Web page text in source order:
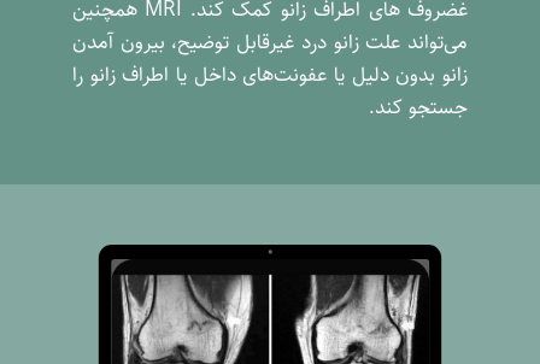
غضروف های اطراف زانو کمک کند. MRI همچنین
می‌تواند علت زانو درد غیرقابل توضیح، بیرون آمدن
زانو بدون دلیل یا عفونت‌های داخل یا اطراف زانو را
جستجو کند.